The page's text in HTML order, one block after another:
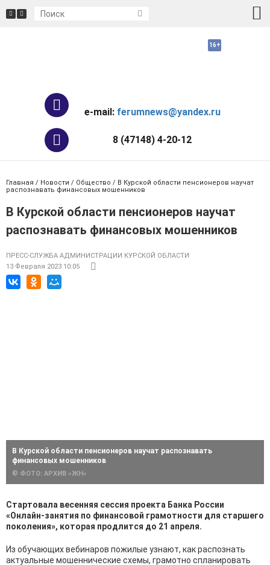
e-mail: ferumnews@yandex.ru
8 (47148) 4-20-12
Главная / Новости / Общество / В Курской области пенсионеров научат
распознавать финансовых мошенников
В Курской области пенсионеров научат
распознавать финансовых мошенников
ПРЕСС-СЛУЖБА АДМИНИСТРАЦИИ КУРСКОЙ ОБЛАСТИ
13 Февраля 2023 10:05
В Курской области пенсионеров научат распознавать
финансовых мошенников
© ФОТО: АРХИВ «ЖН»
Стартовала весенняя сессия проекта Банка России
«Онлайн-занятия по финансовой грамотности для старшего
поколения», которая продлится до 21 апреля.
Из обучающих вебинаров пожилые узнают, как распознать
актуальные мошеннические схемы, грамотно спланировать